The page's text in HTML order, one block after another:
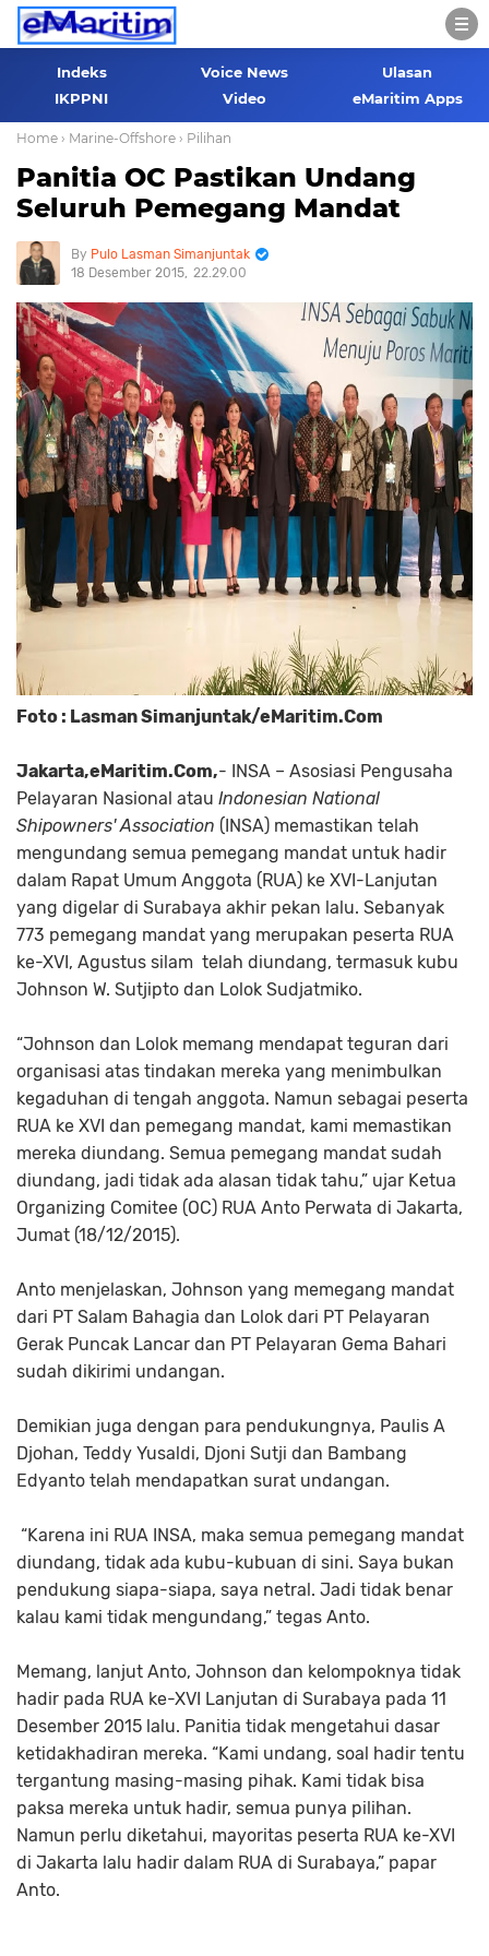
Indeks Voice News
Ulasan
IKPPNI
Video eMaritim Apps
Home › Marine-Offshore › Pilihan
Panitia OC Pastikan Undang
Seluruh Pemegang Mandat
Pulo Lasman Simanjuntak
18 Desember 2015 22.29.00
Foto : Lasman Simanjuntak/eMaritim.Com
Jakarta,eMaritim.Com,- INSA – Asosiasi Pengusaha
Pelayaran Nasional atau Indonesian National
Shipowners' Association (INSA) memastikan telah
mengundang semua pemegang mandat untuk hadir
dalam Rapat Umum Anggota (RUA) ke XVI-Lanjutan
yang digelar di Surabaya akhir pekan lalu. Sebanyak
773 pemegang mandat yang merupakan peserta RUA
ke-XVI, Agustus silam telah diundang, termasuk kubu
Johnson W. Sutjipto dan Lolok Sudjatmiko.
“Johnson dan Lolok memang mendapat teguran dari
organisasi atas tindakan mereka yang menimbulkan
kegaduhan di tengah anggota. Namun sebagai peserta
RUA ke XVI dan pemegang mandat, kami memastikan
mereka diundang. Semua pemegang mandat sudah
diundang, jadi tidak ada alasan tidak tahu,” ujar Ketua
Organizing Comitee (OC) RUA Anto Perwata di Jakarta,
Jumat (18/12/2015).
Anto menjelaskan, Johnson yang memegang mandat
dari PT Salam Bahagia dan Lolok dari PT Pelayaran
Gerak Puncak Lancar dan PT Pelayaran Gema Bahari
sudah dikirimi undangan.
Demikian juga dengan para pendukungnya, Paulis A
Djohan, Teddy Yusaldi, Djoni Sutji dan Bambang
Edyanto telah mendapatkan surat undangan.
“Karena ini RUA INSA, maka semua pemegang mandat
diundang, tidak ada kubu-kubuan di sini. Saya bukan
pendukung siapa-siapa, saya netral. Jadi tidak benar
kalau kami tidak mengundang,” tegas Anto.
Memang, lanjut Anto, Johnson dan kelompoknya tidak
hadir pada RUA ke-XVI Lanjutan di Surabaya pada 11
Desember 2015 lalu. Panitia tidak mengetahui dasar
ketidakhadiran mereka. “Kami undang, soal hadir tentu
tergantung masing-masing pihak. Kami tidak bisa
paksa mereka untuk hadir, semua punya pilihan.
Namun perlu diketahui, mayoritas peserta RUA ke-XVI
di Jakarta lalu hadir dalam RUA di Surabaya,” papar
Anto.